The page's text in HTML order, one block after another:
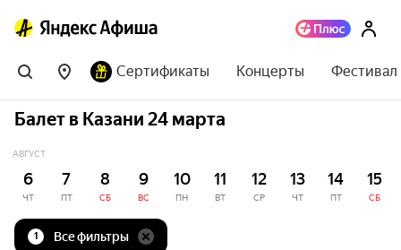
Сертификаты Концерты
Балет в Казани 24 марта
АВГУСТ
6
ЧТ
7
ПТ
8
СБ
9
ВС
10
ПН
11
ВТ
12
СР
13
ЧТ
14
ПТ
15
СБ
1 Все фильтры